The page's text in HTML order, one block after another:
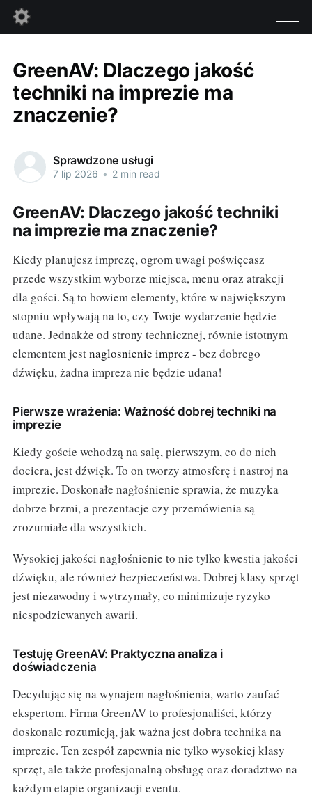
GreenAV: Dlaczego jakość
techniki na imprezie ma
znaczenie?
Sprawdzone usługi
7 lip 2026 • 2 min read
GreenAV: Dlaczego jakość techniki
na imprezie ma znaczenie?
Kiedy planujesz imprezę, ogrom uwagi poświęcasz
przede wszystkim wyborze miejsca, menu oraz atrakcji
dla gości. Są to bowiem elementy, które w największym
stopniu wpływają na to, czy Twoje wydarzenie będzie
udane. Jednakże od strony technicznej, równie istotnym
elementem jestnaglosnienie imprez - bez dobrego
dźwięku, żadna impreza nie będzie udana!
Pierwsze wrażenia: Ważność dobrej techniki na
imprezie
Kiedy goście wchodzą na salę, pierwszym, co do nich
dociera, jest dźwięk. To on tworzy atmosferę i nastroj na
imprezie. Doskonałe nagłośnienie sprawia, że muzyka
dobrze brzmi, a prezentacje czy przemówienia są
zrozumiałe dla wszystkich.
Wysokiej jakości nagłośnienie to nie tylko kwestia jakości
dźwięku, ale również bezpieczeństwa. Dobrej klasy sprzęt
jest niezawodny i wytrzymały, co minimizuje ryzyko
niespodziewanych awarii.
Testuję GreenAV: Praktyczna analiza i
doświadczenia
Decydując się na wynajem nagłośnienia, warto zaufać
ekspertom. Firma GreenAV to profesjonaliści, którzy
doskonale rozumieją, jak ważna jest dobra technika na
imprezie. Ten zespół zapewnia nie tylko wysokiej klasy
sprzęt, ale także profesjonalną obsługę oraz doradztwo na
każdym etapie organizacji eventu.